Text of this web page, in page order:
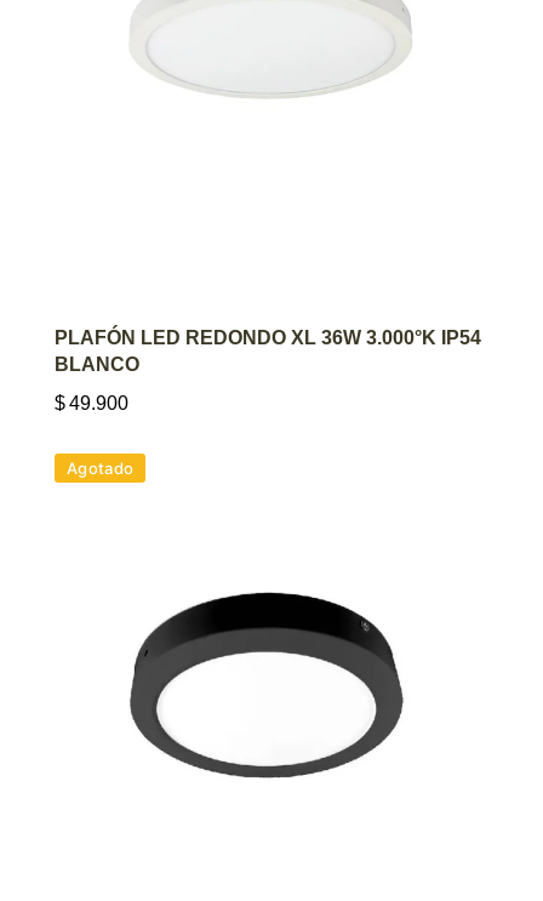
AGREGAR AL CARRITO
PLAFÓN LED REDONDO XL 36W 3.000°K IP54
BLANCO
$49.900
Agotado